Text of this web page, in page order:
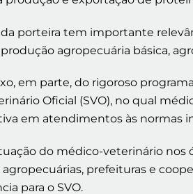
porteira tem importante
agropecuária básica,
em parte, do rigoroso
Oficial (SVO), no qual
em atendimentos às normas
do médico-veterinário
agropecuárias, prefeituras e
para o SVO.